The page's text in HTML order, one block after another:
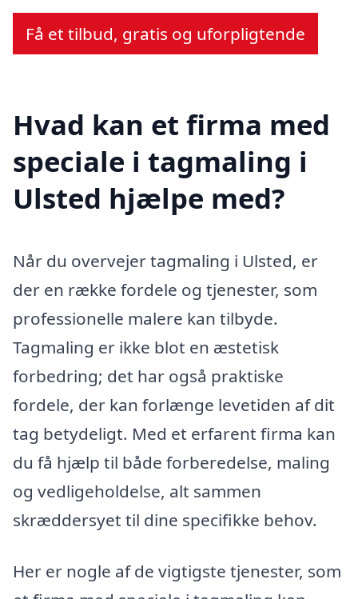
Få et tilbud, gratis og uforpligtende
Hvad kan et firma med
speciale i tagmaling i
Ulsted hjælpe med?
Når du overvejer tagmaling i Ulsted, er
der en række fordele og tjenester, som
professionelle malere kan tilbyde.
Tagmaling er ikke blot en æstetisk
forbedring; det har også praktiske
fordele, der kan forlænge levetiden af dit
tag betydeligt. Med et erfarent firma kan
du få hjælp til både forberedelse, maling
og vedligeholdelse, alt sammen
skræddersyet til dine specifikke behov.
Her er nogle af de vigtigste tjenester, som